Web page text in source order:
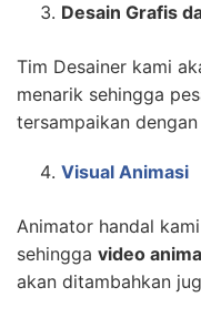
Desain Grafis
Tim Desainer kami
menarik sehingga
tersampaikan
Visual Animasi
Animator handal
sehingga video
akan ditambahkan